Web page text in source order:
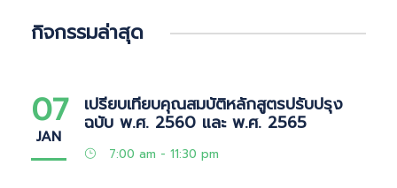
กิจกรรมล่าสุด
07
JAN
เปรียบเทียบคุณสมบัติหลักสูตรปรับปรุง
ฉบับ พ.ศ. 2560 และ พ.ศ. 2565
7:00 am - 11:30 pm